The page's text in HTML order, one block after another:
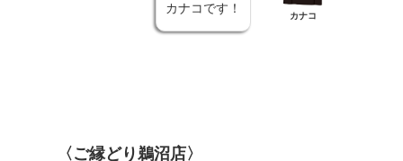
カナコです！
カナコ
〈ご縁どり鵜沼店〉